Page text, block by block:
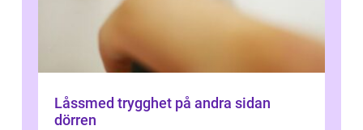
Låssmed trygghet på andra sidan
dörren